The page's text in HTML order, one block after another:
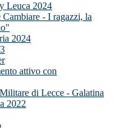
Leuca 2024
- I ragazzi, la
2024
attivo con
di Lecce - Galatina
2022